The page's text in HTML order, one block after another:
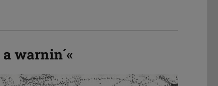
warnin´«